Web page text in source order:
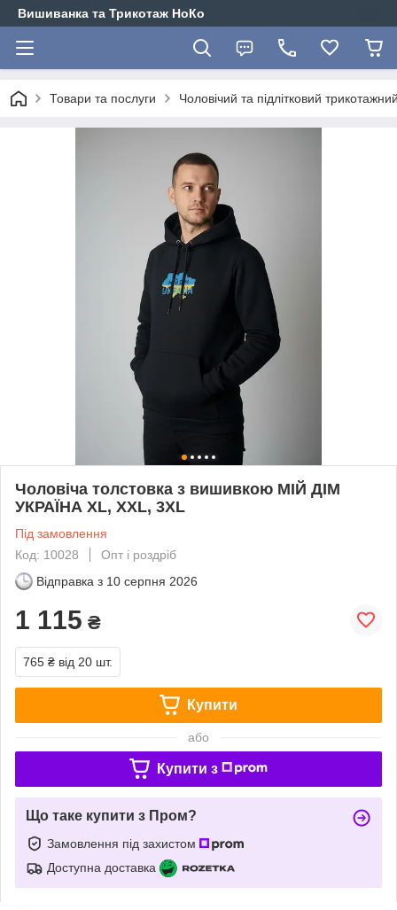
Вишиванка та Трикотаж НоКо
Товари та послуги Чоловічий та підлітковий
Чоловіча толстовка з вишивкою МІЙ ДІМ
УКРАЇНА XL, XXL, 3XL
Під замовлення
Код: 10028
Опт і роздріб
Відправка з 10 серпня 2026
1 115 ₴
765 ₴ від 20 шт.
Купити
або
Купити з
Що таке купити з Пром?
Замовлення під захистом
Доступна доставка